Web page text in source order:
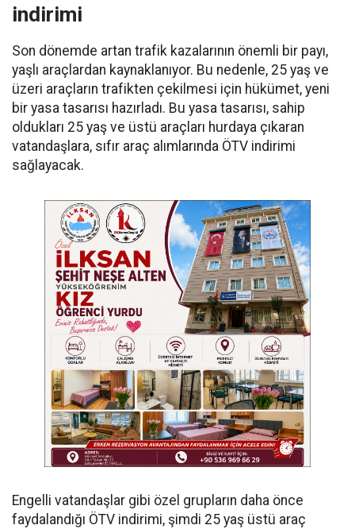
indirimi
Son dönemde artan trafik kazalarının önemli bir payı,
yaşlı araçlardan kaynaklanıyor. Bu nedenle, 25 yaş ve
üzeri araçların trafikten çekilmesi için hükümet, yeni
bir yasa tasarısı hazırladı. Bu yasa tasarısı, sahip
oldukları 25 yaş ve üstü araçları hurdaya çıkaran
vatandaşlara, sıfır araç alımlarında ÖTV indirimi
sağlayacak.
Engelli vatandaşlar gibi özel grupların daha önce
faydalandığı ÖTV indirimi, şimdi 25 yaş üstü araç